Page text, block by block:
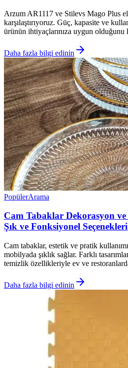
Arzum AR1117 ve Stilevs Mago Plus
karşılaştırıyoruz. Güç, kapasite ve
ürünün ihtiyaçlarınıza uygun olduğunu
Daha fazla bilgi edinin
PopülerArama
Cam Tabaklar Dekorasyon
Şık ve Fonksiyonel Seçenekleri
Cam tabaklar, estetik ve pratik
mobilyada şıklık sağlar. Farklı
temizlik özellikleriyle ev ve
Daha fazla bilgi edinin